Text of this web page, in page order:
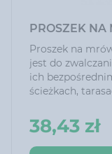
PROSZEK NA
Proszek na
jest do
ich
ścieżkach,
skuteczność
stosować w
rozpuszczeniu w
38,43 zł